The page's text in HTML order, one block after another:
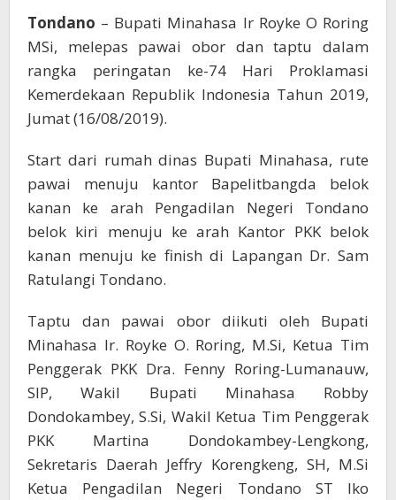
dan
Taptu
Tondano – Bupati Minahasa Ir Royke O Roring
MSi, melepas pawai obor dan taptu dalam
rangka peringatan ke-74 Hari Proklamasi
Kemerdekaan Republik Indonesia Tahun 2019,
Jumat (16/08/2019).
Start dari rumah dinas Bupati Minahasa, rute
pawai menuju kantor Bapelitbangda belok
kanan ke arah Pengadilan Negeri Tondano
belok kiri menuju ke arah Kantor PKK belok
kanan menuju ke finish di Lapangan Dr. Sam
Ratulangi Tondano.
Taptu dan pawai obor diikuti oleh Bupati
Minahasa Ir. Royke O. Roring, M.Si, Ketua Tim
Penggerak PKK Dra. Fenny Roring-Lumanauw,
SIP, Wakil Bupati Minahasa Robby
Dondokambey, S.Si, Wakil Ketua Tim Penggerak
PKK Martina Dondokambey-Lengkong,
Sekretaris Daerah Jeffry Korengkeng, SH, M.Si
Ketua Pengadilan Negeri Tondano ST Iko